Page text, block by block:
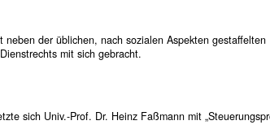
der üblichen, nach sozialen Aspekten gestaffelten
mit sich gebracht.
sich Univ.-Prof. Dr. Heinz Faßmann mit